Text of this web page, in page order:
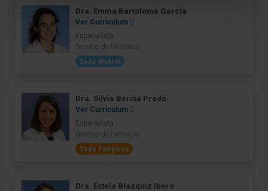
Dra. Emma Bartolomé García
Ver Curriculum
Especialista
Servicio de Farmacia
Sede Madrid
Dra. Silvia Berisa Prado
Ver Curriculum
Especialista
Servicio de Farmacia
Sede Pamplona
Dra. Estela Blazquiz Ibero